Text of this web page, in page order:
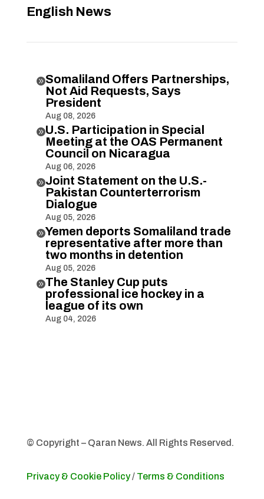
English News
Somaliland Offers Partnerships,
Not Aid Requests, Says
President
Aug 08, 2026
U.S. Participation in Special
Meeting at the OAS Permanent
Council on Nicaragua
Aug 06, 2026
Joint Statement on the U.S.-
Pakistan Counterterrorism
Dialogue
Aug 05, 2026
Yemen deports Somaliland trade
representative after more than
two months in detention
Aug 05, 2026
The Stanley Cup puts
professional ice hockey in a
league of its own
Aug 04, 2026
© Copyright – Qaran News. All Rights Reserved.
Privacy & Cookie Policy/ Terms & Conditions